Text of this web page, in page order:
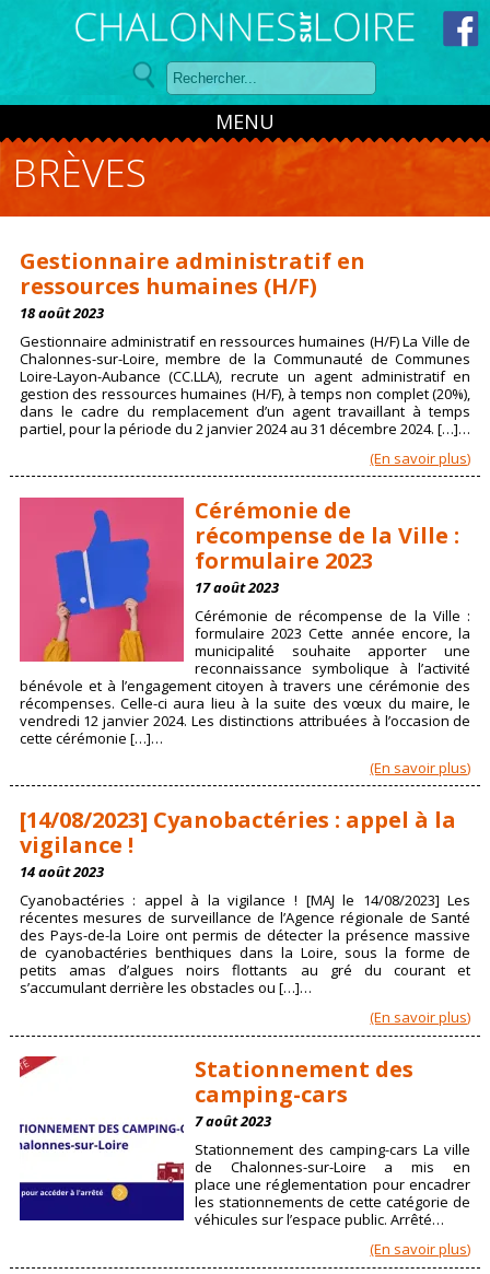
Panneau de gestion des cookies
MENU
BRÈVES
Gestionnaire administratif en
ressources humaines (H/F)
18 août 2023
Gestionnaire administratif en ressources humaines (H/F) La Ville de
Chalonnes-sur-Loire, membre de la Communauté de Communes
Loire-Layon-Aubance (CC.LLA), recrute un agent administratif en
gestion des ressources humaines (H/F), à temps non complet (20%),
dans le cadre du remplacement d’un agent travaillant à temps
partiel, pour la période du 2 janvier 2024 au 31 décembre 2024. […]…
(En savoir plus)
Cérémonie de
récompense de la Ville :
formulaire 2023
17 août 2023
Cérémonie de récompense de la Ville :
formulaire 2023 Cette année encore, la
municipalité souhaite apporter une
reconnaissance symbolique à l’activité
bénévole et à l’engagement citoyen à travers une cérémonie des
récompenses. Celle-ci aura lieu à la suite des vœux du maire, le
vendredi 12 janvier 2024. Les distinctions attribuées à l’occasion de
cette cérémonie […]…
(En savoir plus)
[14/08/2023] Cyanobactéries : appel à la
vigilance !
14 août 2023
Cyanobactéries : appel à la vigilance ! [MAJ le 14/08/2023] Les
récentes mesures de surveillance de l’Agence régionale de Santé
des Pays-de-la Loire ont permis de détecter la présence massive
de cyanobactéries benthiques dans la Loire, sous la forme de
petits amas d’algues noirs flottants au gré du courant et
s’accumulant derrière les obstacles ou […]…
(En savoir plus)
Stationnement des
camping-cars
7 août 2023
Stationnement des camping-cars La ville
de Chalonnes-sur-Loire a mis en
place une réglementation pour encadrer
les stationnements de cette catégorie de
véhicules sur l’espace public. Arrêté…
(En savoir plus)